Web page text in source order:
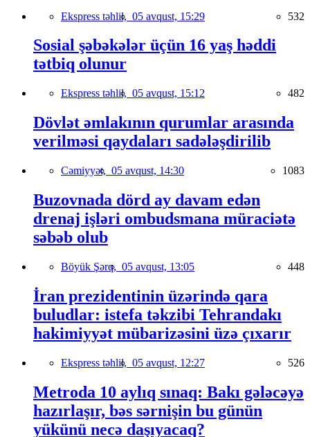
Ekspress təhlil, 05 avqust, 15:29 532
Sosial şəbəkələr üçün 16 yaş həddi
tətbiq olunur
Ekspress təhlil, 05 avqust, 15:12 482
Dövlət əmlakının qurumlar arasında
verilməsi qaydaları sadələşdirilib
Cəmiyyət, 05 avqust, 14:30 1083
Buzovnada dörd ay davam edən
drenaj işləri ombudsmana müraciətə
səbəb olub
Böyük Şərq, 05 avqust, 13:05 448
İran prezidentinin üzərində qara
buludlar: istefa təkzibi Tehrandakı
hakimiyyət mübarizəsini üzə çıxarır
Ekspress təhlil, 05 avqust, 12:27 526
Metroda 10 aylıq sınaq: Bakı gələcəyə
hazırlaşır, bəs sərnişin bu günün
yükünü necə daşıyacaq?